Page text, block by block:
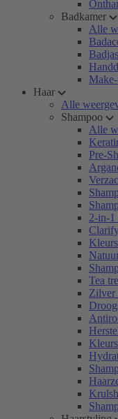
Badkamer
Alle
Haar
Alle
Shampoo
Alle
Pre-
2-in-1
Tea
Zilver